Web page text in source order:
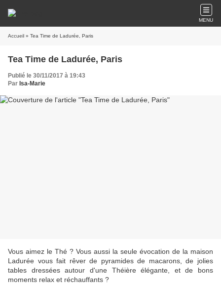
MENU
Accueil » Tea Time de Ladurée, Paris
Tea Time de Ladurée, Paris
Publié le 30/11/2017 à 19:43
Par Isa-Marie
Vous aimez le Thé ? Vous aussi la seule évocation de la maison
Ladurée vous fait rêver de pyramides de macarons, de jolies
tables dressées autour d'une Théière élégante, et de bons
moments relax et réchauffants ?